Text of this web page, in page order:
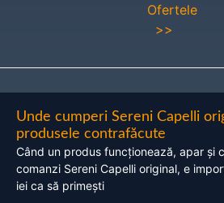
Ofertele
>>
Unde cumperi Sereni Capelli
produsele contrafăcute
Când un produs funcționează, apar și
comanzi Sereni Capelli original, e
iei ca să primești